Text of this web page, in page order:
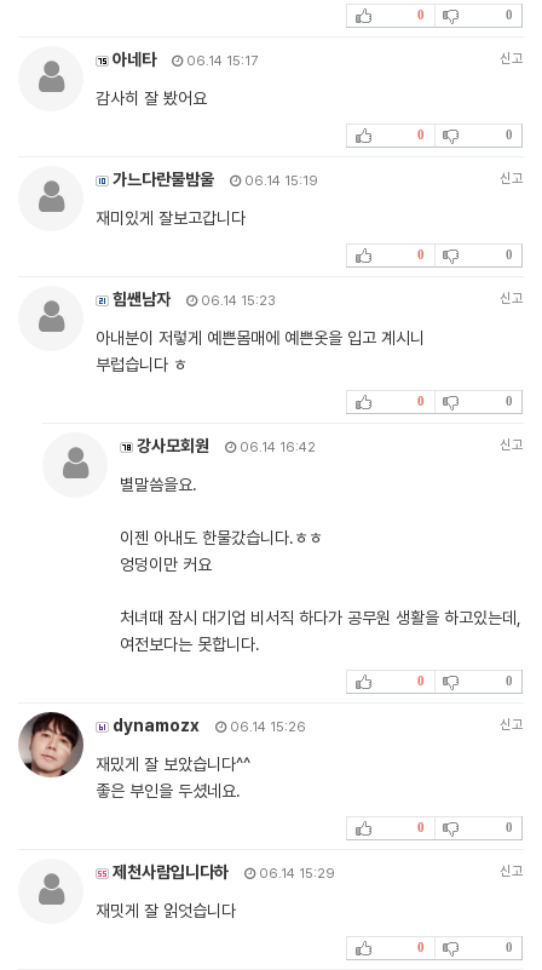
0 0
아네타 06.14 15:17 신고
감사히 잘 봤어요
0 0
가느다란물밤울 06.14 15:19 신고
재미있게 잘보고갑니다
0 0
힘쌘남자 06.14 15:23 신고
아내분이 저렇게 예쁜몸매에 예쁜옷을 입고 계시니
부럽습니다 ㅎ
0 0
강사모회원 06.14 16:42 신고
별말씀을요.
이젠 아내도 한물갔습니다.ㅎㅎ
엉덩이만 커요
처녀때 잠시 대기업 비서직 하다가 공무원 생활을 하고있는데,
여전보다는 못합니다.
0 0
dynamozx 06.14 15:26 신고
재밌게 잘 보았습니다^^
좋은 부인을 두셨네요.
0 0
제천사람입니다하 06.14 15:29 신고
재밋게 잘 읽엇습니다
0 0